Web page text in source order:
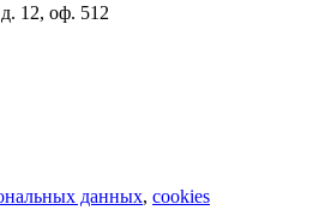
12, оф. 512
данных, cookies